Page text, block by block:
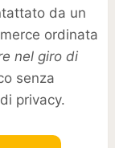
da un
ordinata
nel giro di
senza
privacy.